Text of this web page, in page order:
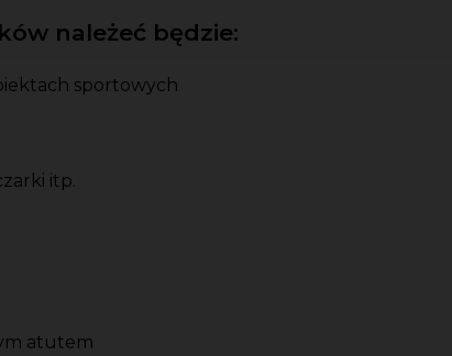
należeć będzie:
sportowych
itp.
atutem